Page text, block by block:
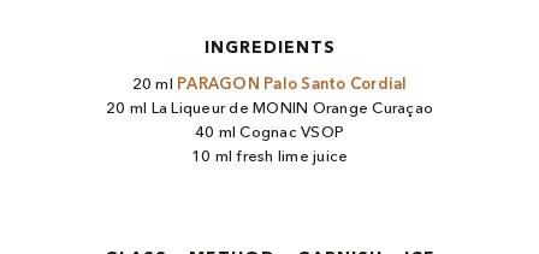
INGREDIENTS
20 ml PARAGON Palo Santo Cordial
20 ml La Liqueur de MONIN Orange Curaçao
40 ml Cognac VSOP
10 ml fresh lime juice